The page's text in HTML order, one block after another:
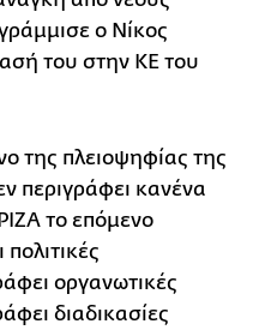
ο Νίκος
του στην ΚΕ του
της πλειοψηφίας της
περιγράφει κανένα
το επόμενο
οργανωτικές
διαδικασίες